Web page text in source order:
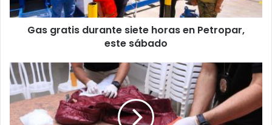
Gas gratis durante siete horas en Petropar,
este sábado